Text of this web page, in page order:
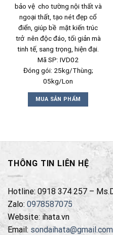
bảo vệ cho tường nội thất và
ngoại thất, tạo nét đẹp cổ
điển, giúp bề mặt kiến trúc
trở nên độc đáo, tối giản mà
tinh tế, sang trọng, hiện đại.
Mã SP: IVD02
Đóng gói: 25kg/Thùng;
05kg/Lon
MUA SẢN PHẨM
THÔNG TIN LIÊN HỆ
Hotline: 0918 374 257 –
Zalo: 0978587075
Website: ihata.vn
Email: sondaihata@gmail.com